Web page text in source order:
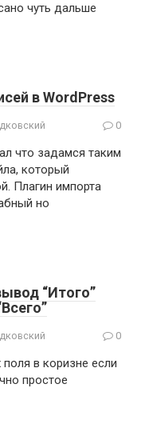
чуть дальше
в WordPress
0
что задамся таким
который
Плагин импорта
но
“Итого”
0
в коризне если
простое